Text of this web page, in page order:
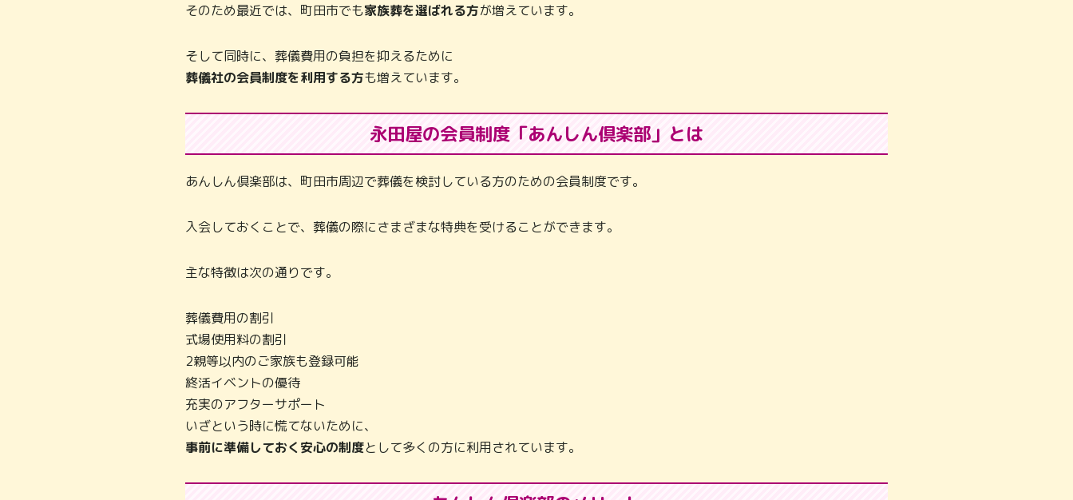
そのため最近では、町田市でも家族葬を選ばれる方が増えています。
そして同時に、葬儀費用の負担を抑えるために
葬儀社の会員制度を利用する方も増えています。
永田屋の会員制度「あんしん倶楽部」とは
あんしん倶楽部は、町田市周辺で葬儀を検討している方のための会員制度です。
入会しておくことで、葬儀の際にさまざまな特典を受けることができます。
主な特徴は次の通りです。
葬儀費用の割引
式場使用料の割引
2親等以内のご家族も登録可能
終活イベントの優待
充実のアフターサポート
いざという時に慌てないために、
事前に準備しておく安心の制度として多くの方に利用されています。